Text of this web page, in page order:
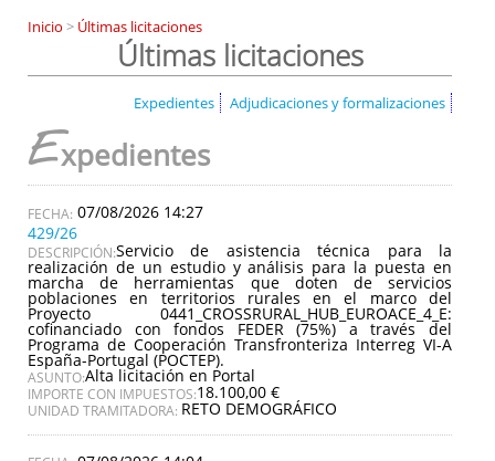
Inicio > Últimas licitaciones
Últimas licitaciones
Expedientes Adjudicaciones y formalizaciones
Expedientes
07/08/2026 14:27
429/26
DESCRIPCIÓN:Servicio de asistencia técnica para la
realización de un estudio y análisis para la puesta en
marcha de herramientas que doten de servicios
poblaciones en territorios rurales en el marco del
Proyecto 0441_CROSSRURAL_HUB_EUROACE_4_E:
cofinanciado con fondos FEDER (75%) a través del
Programa de Cooperación Transfronteriza Interreg VI-A
España-Portugal (POCTEP).
ASUNTO:Alta licitación en Portal
IMPORTE CON IMPUESTOS:18.100,00 €
UNIDAD TRAMITADORA: RETO DEMOGRÁFICO